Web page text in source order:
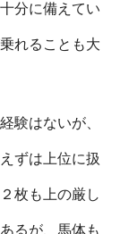
分に備えてい
れることも大
験はないが、
ずは上位に扱
枚も上の厳し
るが、馬体も